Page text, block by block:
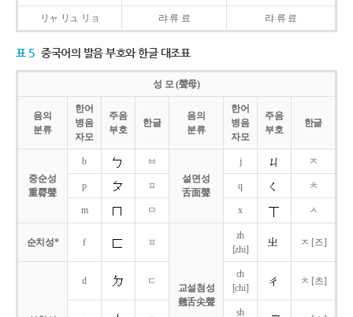
リャ リュ リョ 랴 류 료 랴 류 료
표 5 중국어의 발음 부호와 한글 대조표
성 모 (聲母)
음의
분류
한어
병음
자모
주음
부호
한글
음의
분류
한어
병음
자모
주음
부호
한글
중순성
重脣聲
b
ㅂ
설면성
舌面聲
j ㅈ
p ㅍ q ㅊ
m ㅁ x ㅅ
순치성* f ㅍ
교설첨성
翹舌尖聲
zh
[zhi]
ㅈ [즈]
d ㄷ
ch
[chi]
ㅊ [츠]
sh